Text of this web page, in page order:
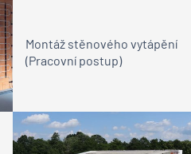
Montáž stěnového vytápění
(Pracovní postup)